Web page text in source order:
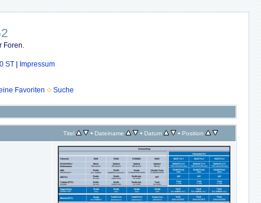
Foren.
ST Impressum
Favoriten Suche
Titel • Dateiname • Datum • Position